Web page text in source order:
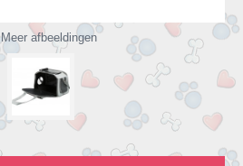
Meer afbeeldingen